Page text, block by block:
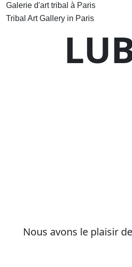
Galerie d'art tribal à Paris
Tribal Art Gallery in Paris
Nous avons le plaisir